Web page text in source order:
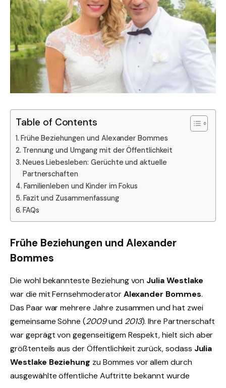
Table of Contents
Frühe Beziehungen und Alexander Bommes
Trennung und Umgang mit der Öffentlichkeit
Neues Liebesleben: Gerüchte und aktuelle
Partnerschaften
Familienleben und Kinder im Fokus
Fazit und Zusammenfassung
FAQs
Frühe Beziehungen und Alexander
Bommes
Die wohl bekannteste Beziehung von Julia Westlake
war die mit FernsehmoderatorAlexander Bommes.
Das Paar war mehrere Jahre zusammen und hat zwei
gemeinsame Söhne (2009und 2013). Ihre Partnerschaft
war geprägt von gegenseitigem Respekt, hielt sich aber
größtenteils aus der Öffentlichkeit zurück, sodass Julia
Westlake Beziehung zu Bommes vor allem durch
ausgewählte öffentliche Auftritte bekannt wurde